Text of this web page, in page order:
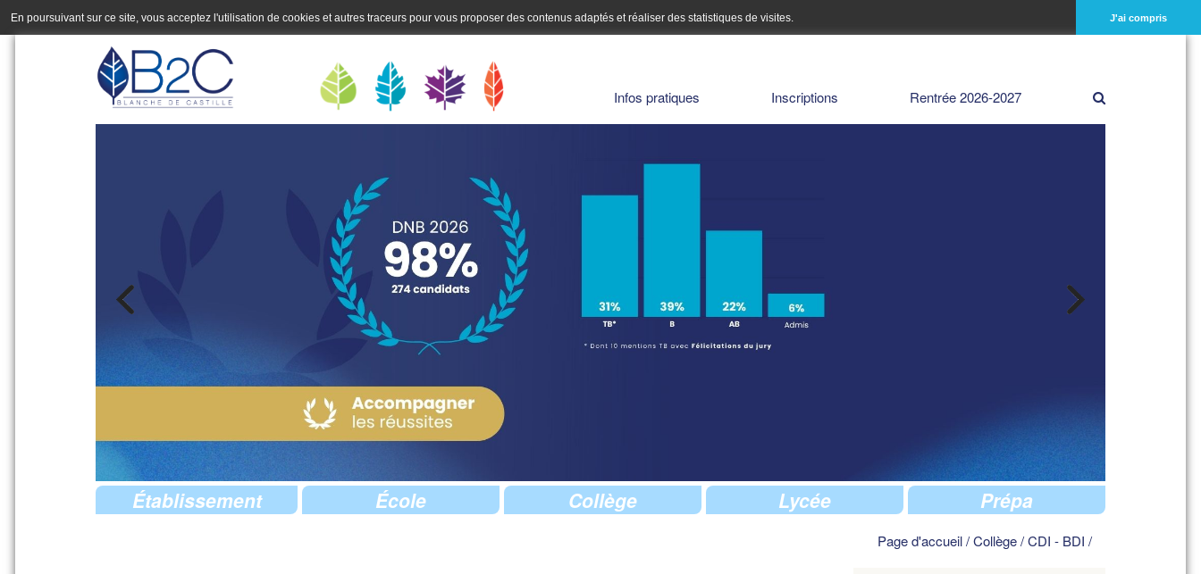
En poursuivant sur ce site, vous acceptez l'utilisation de cookies et autres traceurs pour vous proposer des contenus adaptés et réaliser des statistiques de visites. J'ai compris
Infos pratiques Inscriptions Rentrée 2026-2027
Établissement École Collège Lycée Prépa
Page d'accueil/Collège/CDI - BDI /